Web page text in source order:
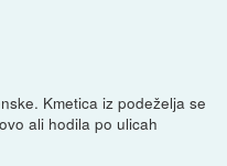
Kmetica iz podeželja se
ali hodila po ulicah